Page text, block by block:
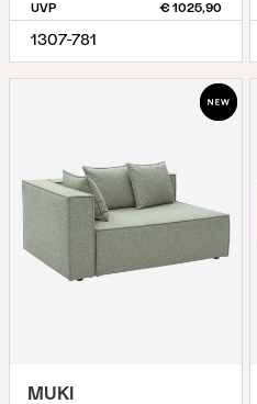
UVP € 1025,90
1307-781
MUKI